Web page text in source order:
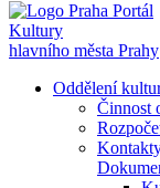
Portál
Kultury
hlavního města Prahy
Oddělení
Činnost